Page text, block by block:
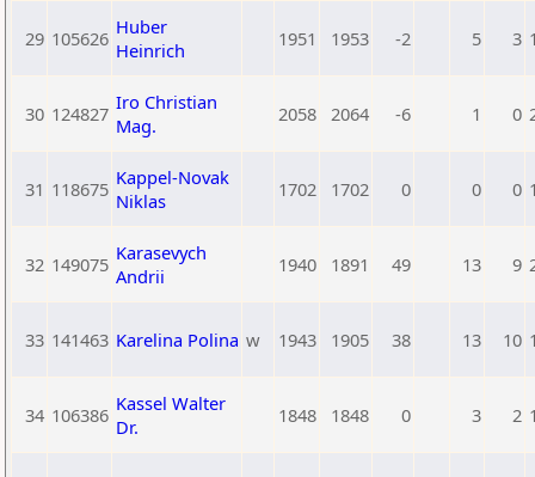
29 105626 Huber
Heinrich
1951 1953 -2 5 3
30 124827 Iro Christian
Mag.
2058 2064 -6 1 0
31 118675 Kappel-Novak
Niklas
1702 1702 0 0 0
32 149075 Karasevych
Andrii
1940 1891 49 13 9
33 141463 Karelina Polina w 1943 1905 38 13 10
34 106386 Kassel Walter
Dr.
1848 1848 0 3 2